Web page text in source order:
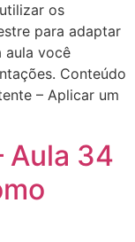
os
para adaptar
aula você
Conteúdo
– Aplicar um
Aula 34